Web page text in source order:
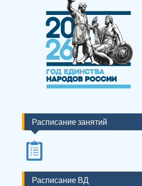
Расписание занятий
Расписание ВД